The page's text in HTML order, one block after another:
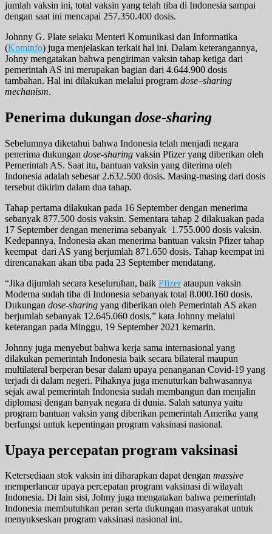
jumlah vaksin ini, total vaksin yang telah tiba di Indonesia sampai
dengan saat ini mencapai 257.350.400 dosis.
Johnny G. Plate selaku Menteri Komunikasi dan Informatika
(Kominfo) juga menjelaskan terkait hal ini. Dalam keterangannya,
Johny mengatakan bahwa pengiriman vaksin tahap ketiga dari
pemerintah AS ini merupakan bagian dari 4.644.900 dosis
tambahan. Hal ini dilakukan melalui program dose–sharing
mechanism.
Penerima dukungan dose-sharing
Sebelumnya diketahui bahwa Indonesia telah menjadi negara
penerima dukungan dose-sharing vaksin Pfizer yang diberikan oleh
Pemerintah AS. Saat itu, bantuan vaksin yang diterima oleh
Indonesia adalah sebesar 2.632.500 dosis. Masing-masing dari dosis
tersebut dikirim dalam dua tahap.
Tahap pertama dilakukan pada 16 September dengan menerima
sebanyak 877.500 dosis vaksin. Sementara tahap 2 dilakuakan pada
17 September dengan menerima sebanyak 1.755.000 dosis vaksin.
Kedepannya, Indonesia akan menerima bantuan vaksin Pfizer tahap
keempat dari AS yang berjumlah 871.650 dosis. Tahap keempat ini
direncanakan akan tiba pada 23 September mendatang.
“Jika dijumlah secara keseluruhan, baik Pfizerataupun vaksin
Moderna sudah tiba di Indonesia sebanyak total 8.000.160 dosis.
Dukungan dose-sharing yang diberikan oleh Pemerintah AS akan
berjumlah sebanyak 12.645.060 dosis,” kata Johnny melalui
keterangan pada Minggu, 19 September 2021 kemarin.
Johnny juga menyebut bahwa kerja sama internasional yang
dilakukan pemerintah Indonesia baik secara bilateral maupun
multilateral berperan besar dalam upaya penanganan Covid-19 yang
terjadi di dalam negeri. Pihaknya juga menuturkan bahwasannya
sejak awal pemerintah Indonesia sudah membangun dan menjalin
diplomasi dengan banyak negara di dunia. Salah satunya yaitu
program bantuan vaksin yang diberikan pemerintah Amerika yang
berfungsi untuk kepentingan program vaksinasi nasional.
Upaya percepatan program vaksinasi
Ketersediaan stok vaksin ini diharapkan dapat dengan massive
memperlancar upaya percepatan program vaksinasi di wilayah
Indonesia. Di lain sisi, Johny juga mengatakan bahwa pemerintah
Indonesia membutuhkan peran serta dukungan masyarakat untuk
menyukseskan program vaksinasi nasional ini.